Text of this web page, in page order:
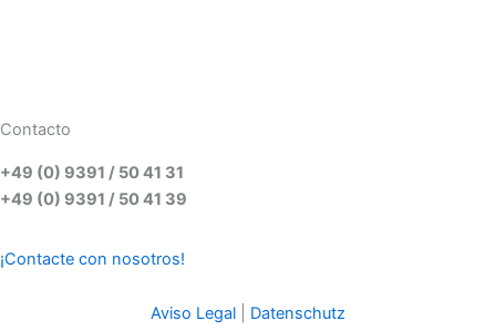
Contacto
+49 (0) 9391 / 50 41 31
+49 (0) 9391 / 50 41 39
¡Contacte con nosotros!
Aviso Legal Datenschutz